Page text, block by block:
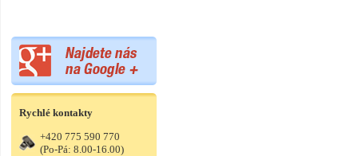
Rychlé kontakty
+420 775 590 770
(Po-Pá: 8.00-16.00)